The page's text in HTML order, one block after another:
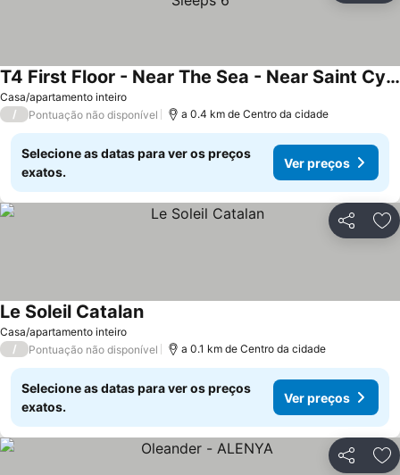
Casa/apartamento inteiro
T4 First Floor - Near The Sea - Near Saint Cyprien - Sleeps 6
/ Pontuação não disponível a 0.4 km de Centro da cidade
Selecione as datas para ver os preços
exatos.
Ver preços
Partilhar
Casa/apartamento inteiro
Le Soleil Catalan
/ Pontuação não disponível a 0.1 km de Centro da cidade
Selecione as datas para ver os preços
exatos.
Ver preços
Partilhar